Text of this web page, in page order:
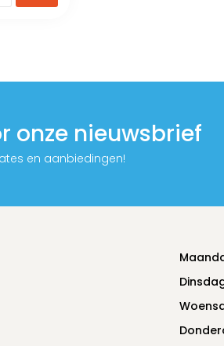
onze nieuwsbrief
en aanbiedingen!